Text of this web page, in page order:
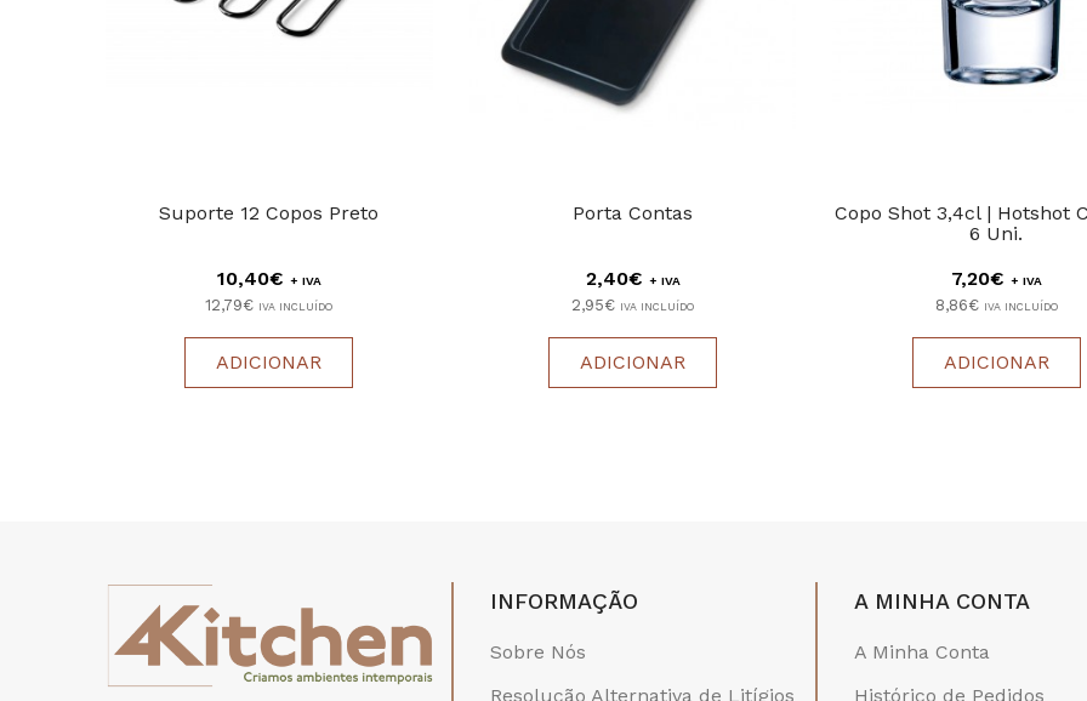
Suporte 12 Copos Preto
10,40€ + IVA
12,79€ IVA INCLUÍDO
ADICIONAR
Porta Contas
2,40€ + IVA
2,95€ IVA INCLUÍDO
ADICIONAR
Copo Shot 3,4cl | Hotshot
6 Uni.
7,20€ + IVA
8,86€ IVA INCLUÍDO
ADICIONAR
INFORMAÇÃO
Sobre Nós
Resolução Alternativa de Litígios
A MINHA CONTA
A Minha Conta
Histórico de Pedidos